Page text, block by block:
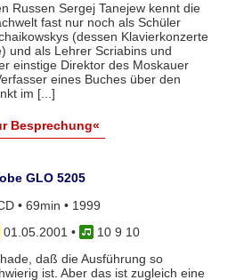
Russen Sergej Tanejew kennt die
fast nur noch als Schüler
(dessen Klavierkonzerte
und als Lehrer Scriabins und
einstige Direktor des Moskauer
eines Buches über den
im [...]
Besprechung«
GLO 5205
• 69min • 1999
01.05.2001 •
10 9 10
daß die Ausführung so
ist. Aber das ist zugleich eine